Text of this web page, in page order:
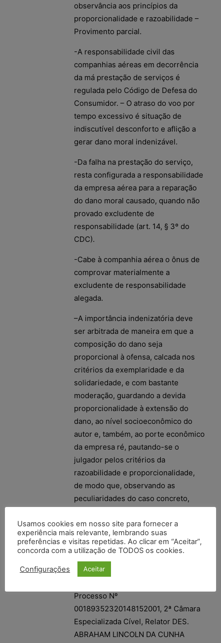
observância aos princípios da
proporcionalidade e razoabilidade –
Provimento parcial.
-A responsabilidade civil das
companhias aéreas em decorrência
da má prestação de serviços é
regulada pelo Código de Defesa do
Consumidor. – O atraso do voo por
tempo excessivo é situação de
indiscutível desconforto e aflição a
gerar dano moral indenizável.
-Da falha na prestação do serviço,
resta configurada a responsabilidade
da empresa aérea para a reparação
do dano moral causado, quando não
provado excludente de
responsabilidade (art. 14, § 3º do
CDC).
-Cabe à companhia aérea o ônus de
comprovar materialmente a
excludente de responsabilidade
alegada.
–A importância indenizatória deve
ser arbitrada de maneira em que a
composição do dano seja
proporcional à ofensa, calcada nos
critérios da exemplaridade e da
solidariedade, e com bastante
moderação, guardando a devida
proporcionalidade à extensão do
dano, ao nível socioeconômico do
autor e, também, ao porte econômico
da empresa ré, pautando-se o
julgador pelos critérios da
razoabilidade e proporcionalidade,
de modo que, observando as
peculiaridades do caso concreto,
na sentença de primeiro grau, eis
que estabelecido em quantia que
foge dos parâmetros estabelecidos
por esta Câmara em casos análogos.
Processo Nº
00189352320148152001, 2ª Câmara
Especializada Cível, Relator DES.
ABRAHAM LINCOLN DA CUNHA
Usamos cookies em nosso site para fornecer a
experiência mais relevante, lembrando suas
preferências e visitas repetidas. Ao clicar em “Aceitar”,
concorda com a utilização de TODOS os cookies.
Configurações Aceitar